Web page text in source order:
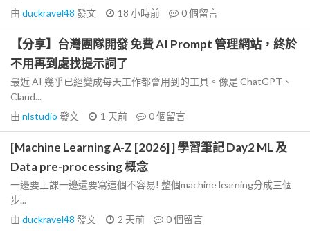
由 duckravel48 發文 18 小時前 0個留言
【分享】台灣團隊開發 免費 AI Prompt 管理網站，終於
不用再到處找提示詞了
最近 AI 幾乎已經變成每天工作都會用到的工具。像是 ChatGPT、
Claud...
由 nlstudio 發文 1 天前 0個留言
[Machine Learning A-Z [2026] ] 學習筆記 Day2 ML 及
Data pre-processing 概念
一邊要上課一邊還要寫這個不容易! 整個machine learning分成三個
步...
由 duckravel48 發文 2 天前 0個留言